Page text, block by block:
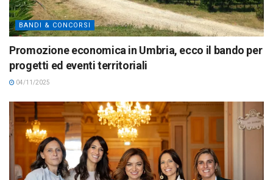
BANDI & CONCORSI
Promozione economica in Umbria, ecco il bando per
progetti ed eventi territoriali
04/11/2025